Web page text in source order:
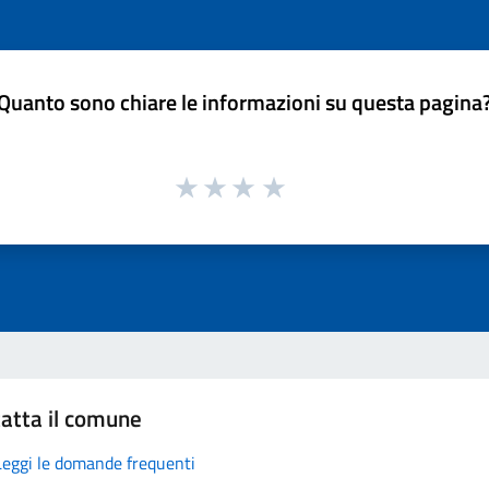
sono chiare le informazioni su questa
il comune
le domande frequenti